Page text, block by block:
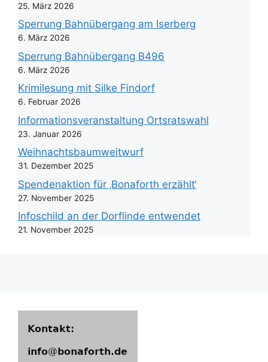
25. März 2026
Sperrung Bahnübergang am Iserberg
6. März 2026
Sperrung Bahnübergang B496
6. März 2026
Krimilesung mit Silke Findorf
6. Februar 2026
Informationsveranstaltung Ortsratswahl
23. Januar 2026
Weihnachtsbaumweitwurf
31. Dezember 2025
Spendenaktion für ‚Bonaforth erzählt‘
27. November 2025
Infoschild an der Dorflinde entwendet
21. November 2025